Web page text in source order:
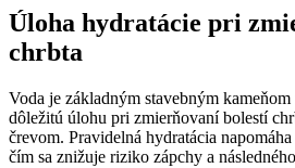
Úloha hydratácie pri
chrbta
Voda je základným stavebným
dôležitú úlohu pri zmierňovaní bolestí
črevom. Pravidelná hydratácia
čím sa znižuje riziko zápchy a